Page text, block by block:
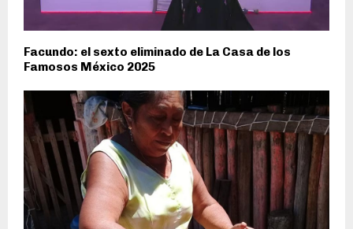
Facundo: el sexto eliminado de La Casa de los
Famosos México 2025